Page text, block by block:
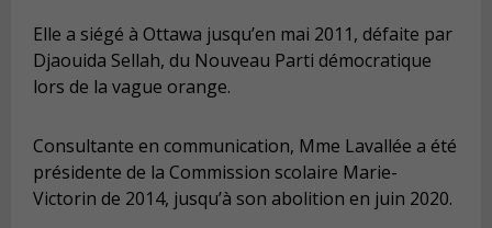
Elle a siégé à Ottawa jusqu’en mai 2011, défaite par
Djaouida Sellah, du Nouveau Parti démocratique
lors de la vague orange.
Consultante en communication, Mme Lavallée a été
présidente de la Commission scolaire Marie-
Victorin de 2014, jusqu’à son abolition en juin 2020.